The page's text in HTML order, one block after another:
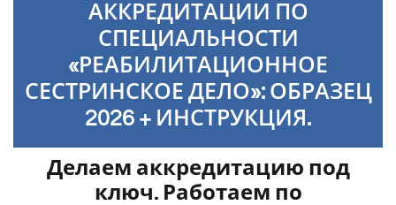
АККРЕДИТАЦИИ ПО
СПЕЦИАЛЬНОСТИ
«РЕАБИЛИТАЦИОННОЕ
СЕСТРИНСКОЕ ДЕЛО»: ОБРАЗЕЦ
2026 + ИНСТРУКЦИЯ.
Делаем аккредитацию под
ключ. Работаем по